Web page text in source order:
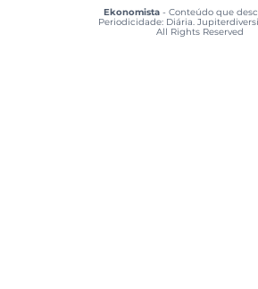
Ekonomista- Conteúdo que
Periodicidade: Diária.
All Rights Reserved